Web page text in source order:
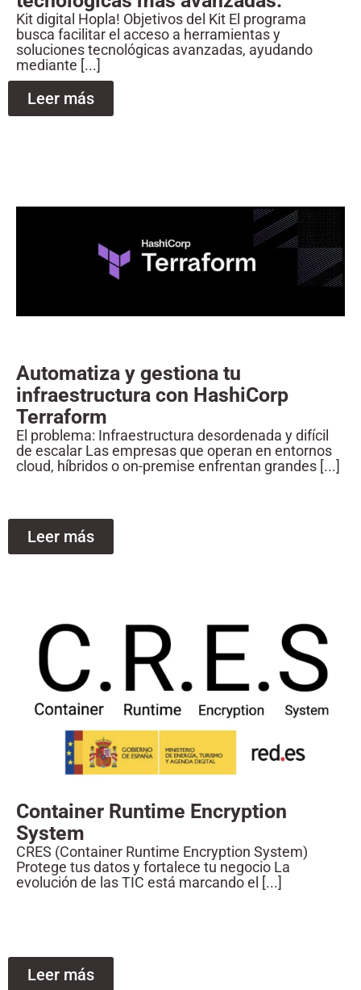
Kit digital Hopla! Objetivos del Kit El programa
busca facilitar el acceso a herramientas y
soluciones tecnológicas avanzadas, ayudando
mediante [...]
Leer más
Automatiza y gestiona tu
infraestructura con HashiCorp
Terraform
El problema: Infraestructura desordenada y difícil
de escalar Las empresas que operan en entornos
cloud, híbridos o on-premise enfrentan grandes [...]
Leer más
Container Runtime Encryption
System
CRES (Container Runtime Encryption System)
Protege tus datos y fortalece tu negocio La
evolución de las TIC está marcando el [...]
Leer más